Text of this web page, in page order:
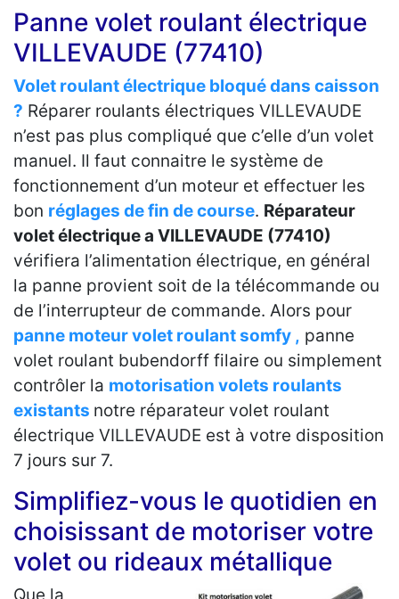
Panne volet roulant électrique
VILLEVAUDE (77410)
Volet roulant électrique bloqué dans caisson
? Réparer roulants électriques VILLEVAUDE
n’est pas plus compliqué que c’elle d’un volet
manuel. Il faut connaitre le système de
fonctionnement d’un moteur et effectuer les
bon réglages de fin de course. Réparateur
volet électrique a VILLEVAUDE (77410)
vérifiera l’alimentation électrique, en général
la panne provient soit de la télécommande ou
de l’interrupteur de commande. Alors pour
panne moteur volet roulant somfy , panne
volet roulant bubendorff filaire ou simplement
contrôler la motorisation volets roulants
existants notre réparateur volet roulant
électrique VILLEVAUDE est à votre disposition
7 jours sur 7.
Simplifiez-vous le quotidien en
choisissant de motoriser votre
volet ou rideaux métallique